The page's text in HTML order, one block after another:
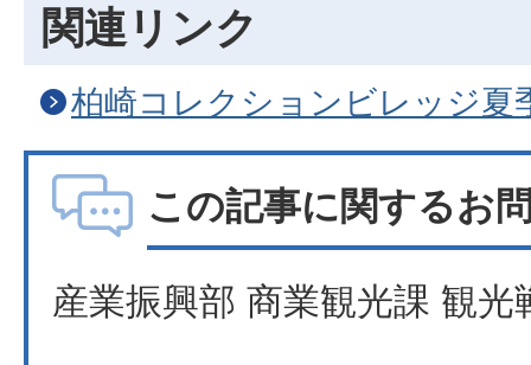
関連リンク
柏崎コレクションビレッジ夏
この記事に関するお
産業振興部 商業観光課 観光